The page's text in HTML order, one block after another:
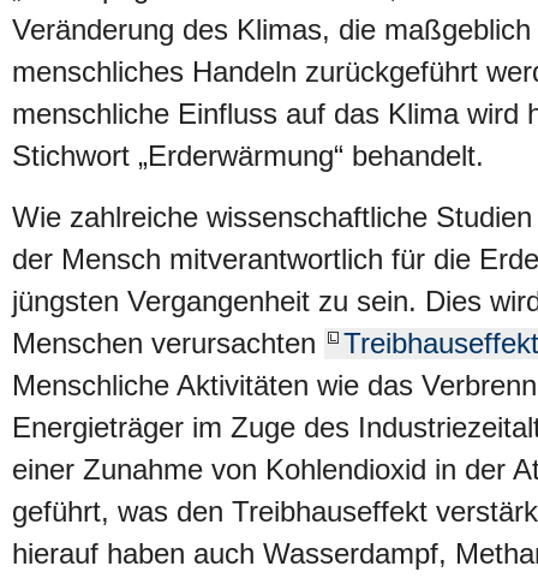
Veränderung des Klimas, die maßgeblich
menschliches Handeln zurückgeführt
menschliche Einfluss auf das Klima wird
Stichwort „Erderwärmung“ behandelt.
Wie zahlreiche wissenschaftliche
der Mensch mitverantwortlich für die
jüngsten Vergangenheit zu sein. Dies
Menschen verursachten
Treibhauseffekt
Menschliche Aktivitäten wie das
Energieträger im Zuge des
einer Zunahme von Kohlendioxid in der
geführt, was den Treibhauseffekt
hierauf haben auch Wasserdampf,